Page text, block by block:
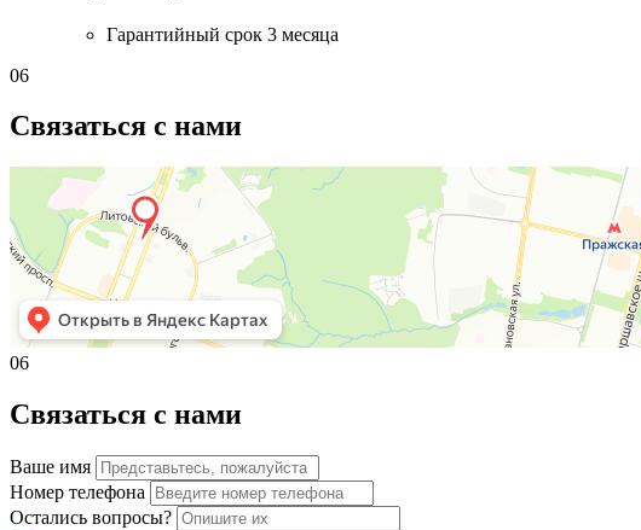
Гарантийный срок 3 месяца
06
Связаться с нами
06
Связаться с нами
Ваше имя
Номер телефона
Остались вопросы?